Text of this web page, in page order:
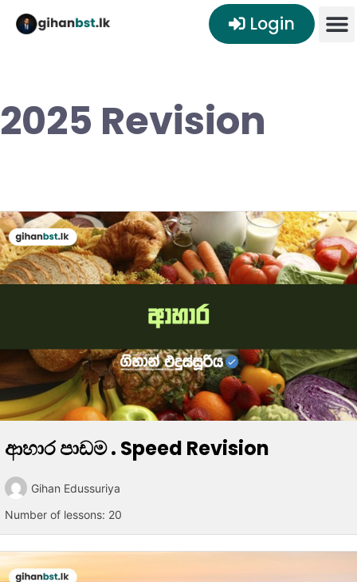
Login
2025 Revision
ආහාර පාඩම . Speed Revision
Gihan Edussuriya
Number of lessons: 20